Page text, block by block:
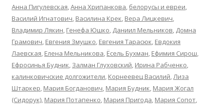
Анна Пигулевская,Анна Хрипанкова, белорусы и евреи,
Василий Игнатович, Василина Крек, Вера Лицкевич,
Владимир Лякин, Генефа Юшко, Даниил Мельников, Домна
Грамович, Евгения Змушко, Евгения Тарасюк, Евдокия
Лаевская, Елена Мельникова, Ёсель Бухман, Ефимия Сирош,
Ефросинья Будник, Залман Глуховский, Ирина Рабченко,
калинковичские долгожители, Корнеевец Василий,Лиза
Штаркер, Мария Богданович, Мария Будник, Мария Жогал
(Сидорук), Мария Потапенко, Мария Пригода, Мария Сопот,